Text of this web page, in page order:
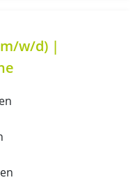
w/d) |